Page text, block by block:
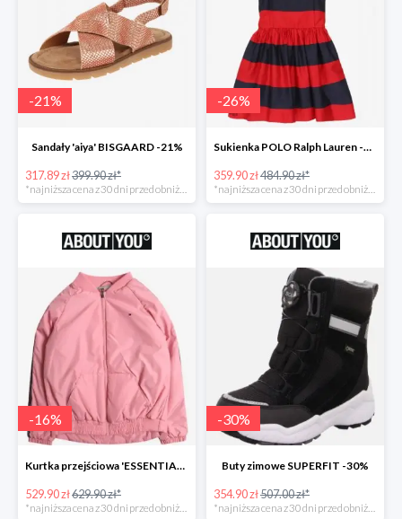
-21%
Sandały 'aiya' BISGAARD -21%
317.89 zł399.90 zł*
*najniższa cena z 30 dni przed obniżką
-26%
Sukienka POLO Ralph Lauren -26%
359.90 zł484.90 zł*
*najniższa cena z 30 dni przed obniżką
-16%
Kurtka przejściowa 'ESSENTIAL TOMMY TAPE JACKET -16%
529.90 zł629.90 zł*
-30%
Buty zimowe SUPERFIT -30%
354.90 zł507.00 zł*